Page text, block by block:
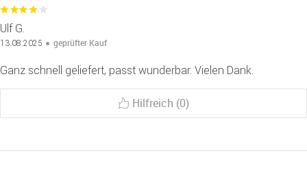
Ulf G.
13.08.2025 geprüfter Kauf
Ganz schnell geliefert, passt wunderbar. Vielen Dank.
Hilfreich (0)